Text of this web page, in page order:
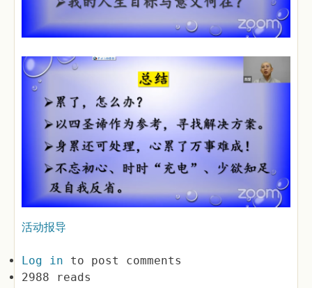
活动报导
Log in to post comments
2988 reads